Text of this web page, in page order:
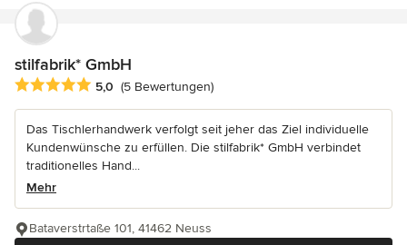
stilfabrik* GmbH
Durchschnittliche Bewertung: 5 von 5 Sternen
5,0 (5 Bewertungen)
Das Tischlerhandwerk verfolgt seit jeher das Ziel individuelle
Kundenwünsche zu erfüllen. Die stilfabrik* GmbH verbindet
traditionelles Hand...
Mehr
Bataverstrtaße 101, 41462 Neuss